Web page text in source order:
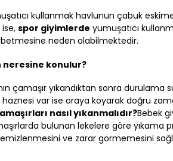
kullanmak havlunun çabuk
spor giyimlerde yumuşatıcı
neden olabilmektedir.
neresine konulur?
çamaşır yıkandıktan sonra durulama
var ise oraya koyarak doğru
nasıl yıkanmalıdır?Bebek
bulunan lekelere göre yıkama
ve zarar görmemesini